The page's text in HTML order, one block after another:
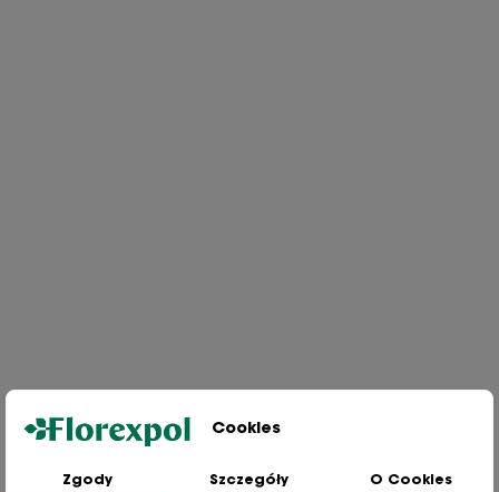
Jesteśmy wiodącą firmą wysyłkową roślin na terenie Polski. Od ponad
Cookies
Zgody Szczegóły O Cookies